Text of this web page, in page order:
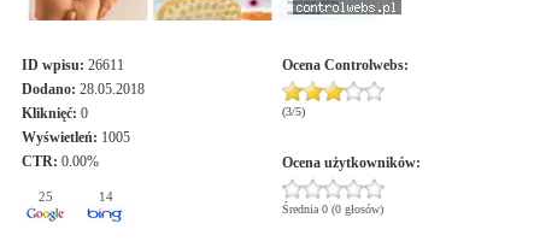
ID wpisu: 26611
Dodano: 28.05.2018
Kliknięć: 0
Wyświetleń: 1005
CTR: 0.00%
25 14
Ocena Controlwebs:
(3/5)
Ocena użytkowników:
Średnia 0 (0 głosów)